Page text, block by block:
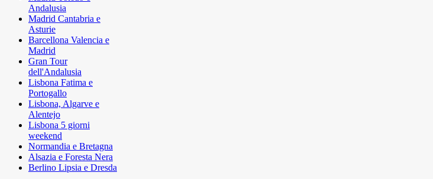
Andalusia
Madrid Cantabria e
Asturie
Barcellona Valencia e
Madrid
Gran Tour
dell'Andalusia
Lisbona Fatima e
Portogallo
Lisbona, Algarve e
Alentejo
Lisbona 5 giorni
weekend
Normandia e Bretagna
Alsazia e Foresta Nera
Berlino Lipsia e Dresda